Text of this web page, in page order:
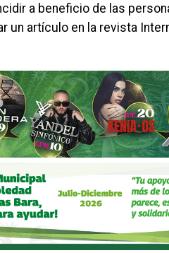
a beneficio de las
un artículo en la revista